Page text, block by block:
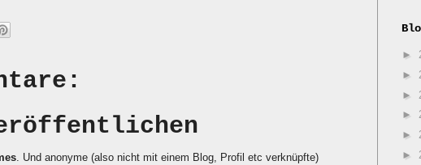
. Und anonyme (also nicht mit einem Blog, Profil etc verknüpfte)
►
►
►
►
►
►